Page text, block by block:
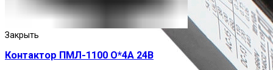
Закрыть
Контактор ПМЛ-1100 О*4А 24В